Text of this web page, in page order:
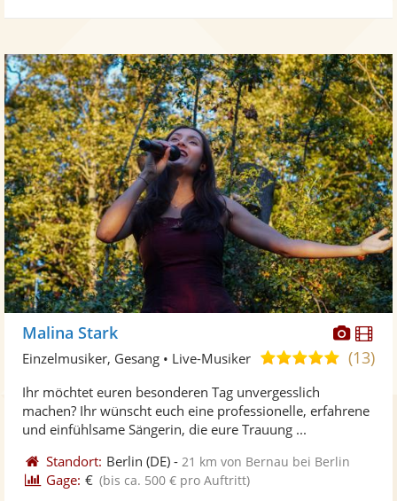
Malina Stark
5,0(13)
Einzelmusiker, Gesang • Live-Musiker
Ihr möchtet euren besonderen Tag unvergesslich
machen? Ihr wünscht euch eine professionelle, erfahrene
und einfühlsame Sängerin, die eure Trauung ...
Standort: Berlin (DE) - 21 km von Bernau bei Berlin
Gage: € (bis ca. 500 € pro Auftritt)